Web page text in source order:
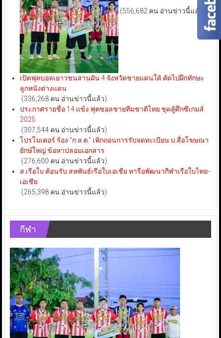
(556,682 คน อ่านข่าวนี้แล้ว)
เปิดฟุตบอลเยาวชนสานฝัน 4 จังหวัดชายแดนใต้ คัดไปฝึกทักษะ
ลูกหนังต่างแดน
(336,268 คน อ่านข่าวนี้แล้ว)
ประกาศรายชื่อ 14 แข้ง ฟุตซอลชายทีมชาติไทย ชุดสู้ศึกซีเกมส์
2025
(307,544 คน อ่านข่าวนี้แล้ว)
โปรโมเตอร์ ร้อง “ก.ล.ต.” เพิกถอนการรับจดทะเบียน บ.สื่อโฆษณา
ยักษ์ใหญ่ ข้อหาปลอมเอกสาร
(276,600 คน อ่านข่าวนี้แล้ว)
ส.เรือใบ ต้อนรับ สหพันธ์เรือใบเอเชีย หารือพัฒนากีฬาเรือใบไทย-
เอเชีย
(265,398 คน อ่านข่าวนี้แล้ว)
กีฬา